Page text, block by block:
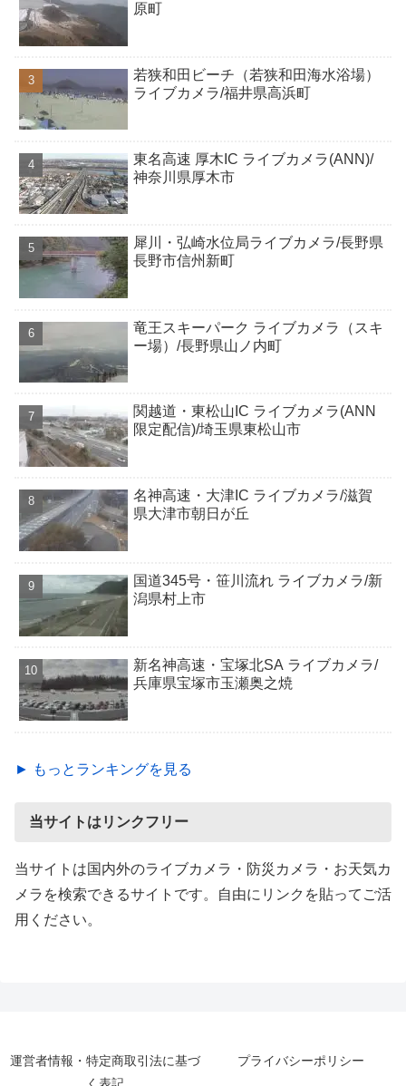
原町
若狭和田ビーチ（若狭和田海水浴場）
ライブカメラ/福井県高浜町
東名高速 厚木IC ライブカメラ(ANN)/
神奈川県厚木市
犀川・弘崎水位局ライブカメラ/長野県
長野市信州新町
竜王スキーパーク ライブカメラ（スキ
ー場）/長野県山ノ内町
関越道・東松山IC ライブカメラ(ANN
限定配信)/埼玉県東松山市
名神高速・大津IC ライブカメラ/滋賀
県大津市朝日が丘
国道345号・笹川流れ ライブカメラ/新
潟県村上市
新名神高速・宝塚北SA ライブカメラ/
兵庫県宝塚市玉瀬奥之焼
► もっとランキングを見る
当サイトはリンクフリー
当サイトは国内外のライブカメラ・防災カメラ・お天気カ
メラを検索できるサイトです。自由にリンクを貼ってご活
用ください。
運営者情報・特定商取引法に基づ
く表記
プライバシーポリシー